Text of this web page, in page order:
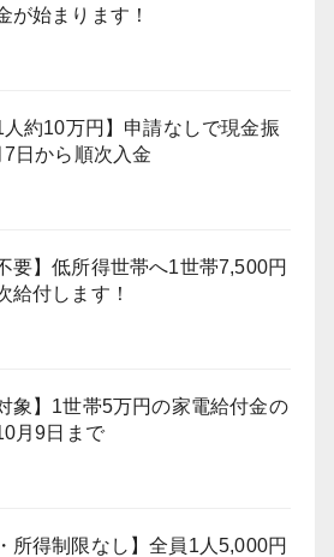
が始まります！
人約10万円】申請なしで現金振
日から順次入金
要】低所得世帯へ1世帯7,500円
給付します！
象】1世帯5万円の家電給付金の
月9日まで
所得制限なし】全員1人5,000円